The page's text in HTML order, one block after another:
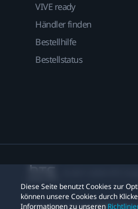
Diese Seite benutzt Cookies zur
können unsere Cookies durch
Informationen zu unseren
VIVE ready
Händler finden
Bestellhilfe
Bestellstatus
Datenschutzkontakt:Global-